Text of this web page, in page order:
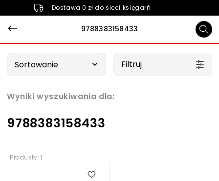
Dostawa 0 zł do sieci księgarń
9788383158433
Wyniki wyszukiwania dla:
9788383158433
Sortowanie Filtruj
Produkty: 1